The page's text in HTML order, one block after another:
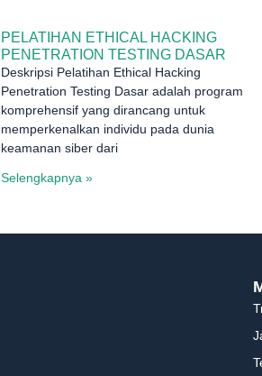
PELATIHAN ETHICAL HACKING
PENETRATION TESTING DASAR
Deskripsi Pelatihan Ethical Hacking
Penetration Testing Dasar adalah program
komprehensif yang dirancang untuk
memperkenalkan individu pada dunia
keamanan siber dari
Selengkapnya »